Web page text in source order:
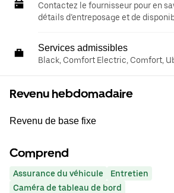
Contactez le fournisseur pour en
détails d’entreposage et de
Services admissibles
Black, Comfort Electric, Comfort,
Revenu hebdomadaire
Revenu de base fixe
Comprend
Assurance du véhicule
Entretien
Caméra de tableau de bord